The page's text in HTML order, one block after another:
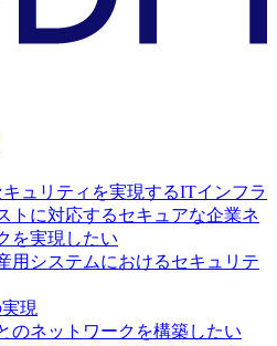
ュリティを実現するITインフラ
トに対応するセキュアな企業ネ
を実現したい
用システムにおけるセキュリテ
現
のネットワークを構築したい